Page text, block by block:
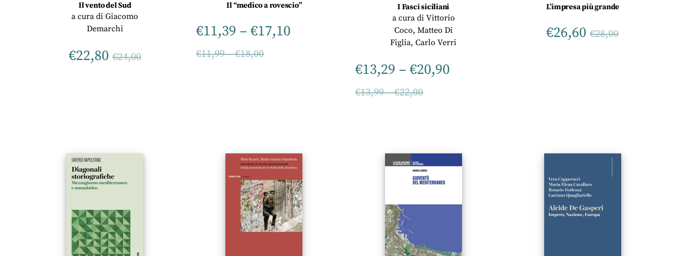
Il vento del Sud
a cura diGiacomo
Demarchi
€22,80 €24,00
Il “medico a rovescio”
€11,39 –€17,10
€11,99–€18,00
I Fasci siciliani
a cura di Vittorio
Coco, Matteo Di
Figlia,Carlo Verri
€13,29 –€20,90
€13,99–€22,00
L’impresa più grande
€26,60 €28,00